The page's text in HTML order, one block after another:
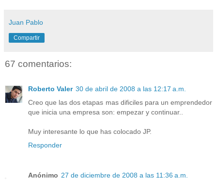
Juan Pablo
Compartir
67 comentarios:
Roberto Valer 30 de abril de 2008 a las 12:17 a.m.
Creo que las dos etapas mas dificiles para un emprendedor
que inicia una empresa son: empezar y continuar..
Muy interesante lo que has colocado JP.
Responder
Anónimo 27 de diciembre de 2008 a las 11:36 a.m.